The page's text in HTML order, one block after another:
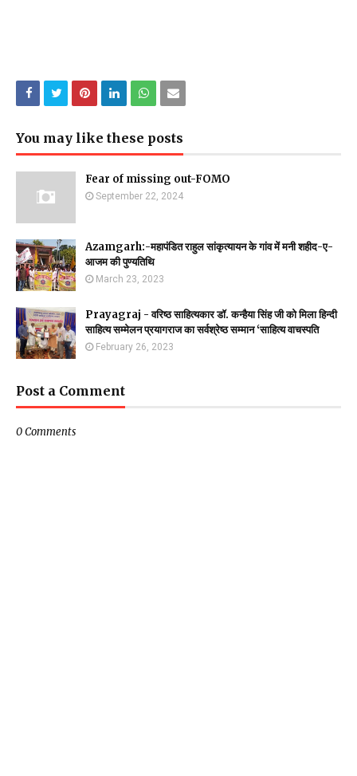
You may like these posts
Fear of missing out-FOMO
September 22, 2024
Azamgarh:-महापंडित राहुल सांकृत्यायन के गांव में मनी शहीद-ए-
आजम की पुण्यतिथि
March 23, 2023
Prayagraj - वरिष्ठ साहित्यकार डॉ. कन्हैया सिंह जी को मिला हिन्दी
साहित्य सम्मेलन प्रयागराज का सर्वश्रेष्ठ सम्मान ‘साहित्य वाचस्पति
February 26, 2023
Post a Comment
0 Comments